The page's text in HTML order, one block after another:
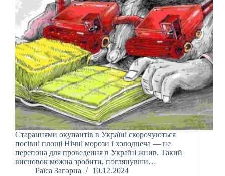
Стараннями окупантів в Україні скорочуються
посівні площі Нічні морози і холоднеча — не
перепона для проведення в Україні жнив. Такий
висновок можна зробити, поглянувши…
Раїса Загорна
10.12.2024